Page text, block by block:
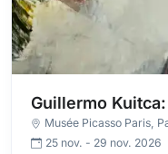
Guillermo
Musée Picasso Paris,
25 nov. - 29 nov. 2026